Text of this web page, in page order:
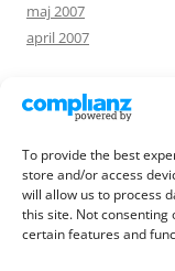
To provide the best
store and/or access
will allow us to process
this site. Not
certain features and
maj 2007
april 2007
NØGLEORD
annonce blomster ferie
opskrift pibetræ